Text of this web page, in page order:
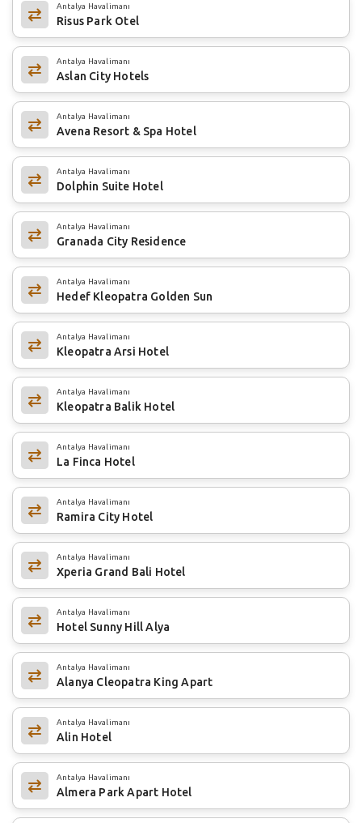
Antalya Havalimanı
Risus Park Otel
Antalya Havalimanı
Aslan City Hotels
Antalya Havalimanı
Avena Resort & Spa Hotel
Antalya Havalimanı
Dolphin Suite Hotel
Antalya Havalimanı
Granada City Residence
Antalya Havalimanı
Hedef Kleopatra Golden Sun
Antalya Havalimanı
Kleopatra Arsi Hotel
Antalya Havalimanı
Kleopatra Balik Hotel
Antalya Havalimanı
La Finca Hotel
Antalya Havalimanı
Ramira City Hotel
Antalya Havalimanı
Xperia Grand Bali Hotel
Antalya Havalimanı
Hotel Sunny Hill Alya
Antalya Havalimanı
Alanya Cleopatra King Apart
Antalya Havalimanı
Alin Hotel
Antalya Havalimanı
Almera Park Apart Hotel